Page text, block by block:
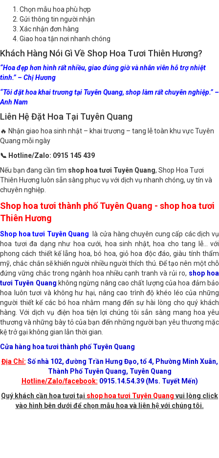
Chọn mẫu hoa phù hợp
Gửi thông tin người nhận
Xác nhận đơn hàng
Giao hoa tận nơi nhanh chóng
Khách Hàng Nói Gì Về Shop Hoa Tươi Thiên Hương?
“Hoa đẹp hơn hình rất nhiều, giao đúng giờ và nhân viên hỗ trợ nhiệt
tình.” – Chị Hương
“Tôi đặt hoa khai trương tại Tuyên Quang, shop làm rất chuyên nghiệp.” –
Liên Hệ Đặt Hoa Tại Tuyên Quang
🔥 Nhận giao hoa sinh nhật – khai trương – tang lễ toàn khu vực Tuyên
Quang mỗi ngày
Nếu bạn đang cần tìm
shop hoa tươi Tuyên Quang, Shop Hoa Tươi
Thiên Hương luôn sẵn sàng phục vụ với dịch vụ nhanh chóng, uy tín và
chuyên nghiệp.
Shop hoa tươi thành phố Tuyên Quang - shop hoa tươi
Thiên Hương
Shop hoa tươi Tuyên Quang
là cửa hàng chuyên cung cấp các dịch vụ
hoa tươi đa dạng như hoa cưới, hoa sinh nhật, hoa cho tang lễ… với
phong cách thiết kế lẵng hoa, bó hoa, giỏ hoa độc đáo, giàu tính thẩm
mỹ, chắc chắn sẽ khiến người nhiều người thích thú. Để tạo nên một chỗ
đứng vững chắc trong ngành hoa nhiều cạnh tranh và rủi ro,
shop hoa
tươi Tuyên Quangkhông ngừng nâng cao chất lượng của hoa đảm bảo
hoa luôn tươi và không hư hại, nâng cao trình độ khéo léo của những
người thiết kế các bó hoa nhằm mang đến sự hài lòng cho quý khách
hàng. Với dịch vụ điện hoa tiện lợi chúng tôi sẳn sàng mang hoa yêu
thương và những bày tỏ của bạn đến những người bạn yêu thương mặc
kệ trở gại không gian lẫn thời gian.
Cửa hàng hoa tươi thành phố Tuyên Quang
Địa Chỉ:Số nhà 102, đường Trần Hưng Đạo, tổ 4, Phường Minh Xuân,
Thành Phố Tuyên Quang, Tuyên Quang
Hotline/Zalo/facebook:0915.14.54.39 (Ms. Tuyết Mến)
Quý khách cần hoa tươi tạishop hoa tươi Tuyên Quangvui lòng click
vào hình bên dưới để chọn mẫu hoa và liên hệ với chúng tôi.